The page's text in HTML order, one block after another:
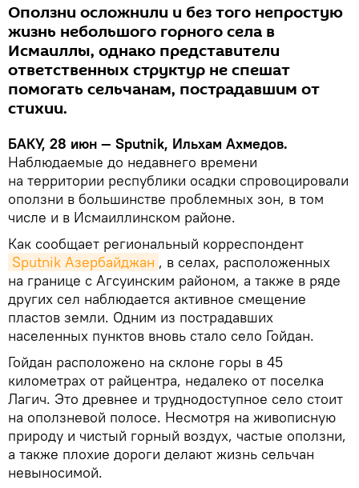
Оползни осложнили и без того непростую
жизнь небольшого горного села в
Исмаиллы, однако представители
ответственных структур не спешат
помогать сельчанам, пострадавшим от
стихии.
БАКУ, 28 июн — Sputnik, Ильхам Ахмедов.
Наблюдаемые до недавнего времени
на территории республики осадки спровоцировали
оползни в большинстве проблемных зон, в том
числе и в Исмаиллинском районе.
Как сообщает региональный корреспондент
Sputnik Азербайджан , в селах, расположенных
на границе с Агсуинским районом, а также в ряде
других сел наблюдается активное смещение
пластов земли. Одним из пострадавших
населенных пунктов вновь стало село Гойдан.
Гойдан расположено на склоне горы в 45
километрах от райцентра, недалеко от поселка
Лагич. Это древнее и труднодоступное село стоит
на оползневой полосе. Несмотря на живописную
природу и чистый горный воздух, частые оползни,
а также плохие дороги делают жизнь сельчан
невыносимой.